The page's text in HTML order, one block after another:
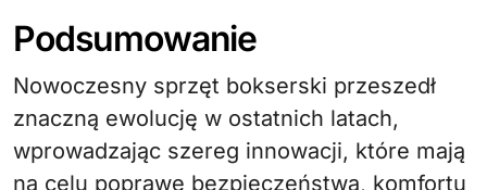
Podsumowanie
Nowoczesny sprzęt bokserski przeszedł
znaczną ewolucję w ostatnich latach,
wprowadzając szereg innowacji, które mają
na celu poprawę bezpieczeństwa, komfortu